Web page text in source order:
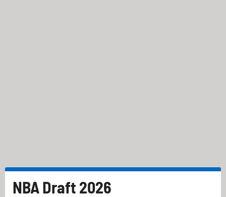
NBA Draft 2026